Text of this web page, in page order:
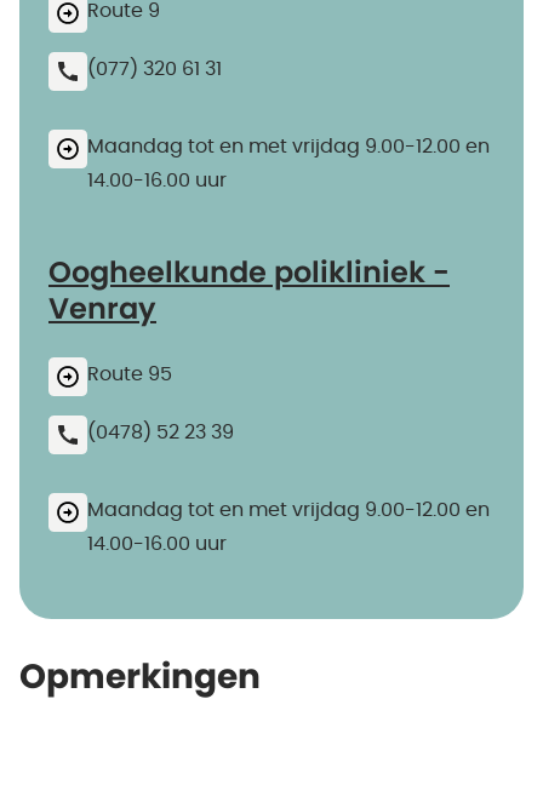
Route 9
(077) 320 61 31
Maandag tot en met vrijdag 9.00-12.00 en
14.00-16.00 uur
Oogheelkunde polikliniek -
Venray
Route 95
(0478) 52 23 39
Maandag tot en met vrijdag 9.00-12.00 en
14.00-16.00 uur
Opmerkingen